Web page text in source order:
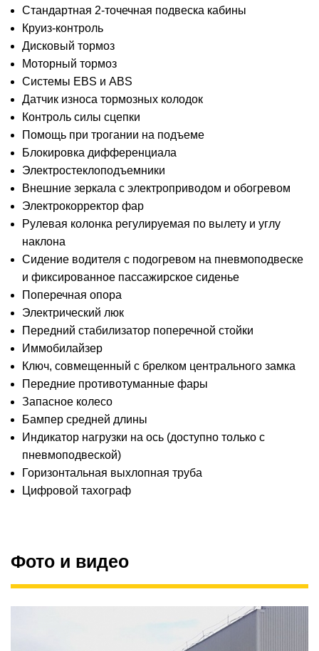
Стандартная 2-точечная подвеска кабины
Круиз-контроль
Дисковый тормоз
Моторный тормоз
Системы EBS и ABS
Датчик износа тормозных колодок
Контроль силы сцепки
Помощь при трогании на подъеме
Блокировка дифференциала
Электростеклоподъемники
Внешние зеркала с электроприводом и обогревом
Электрокорректор фар
Рулевая колонка регулируемая по вылету и углу
наклона
Сидение водителя с подогревом на пневмоподвеске
и фиксированное пассажирское сиденье
Поперечная опора
Электрический люк
Передний стабилизатор поперечной стойки
Иммобилайзер
Ключ, совмещенный с брелком центрального замка
Передние противотуманные фары
Запасное колесо
Бампер средней длины
Индикатор нагрузки на ось (доступно только с
пневмоподвеской)
Горизонтальная выхлопная труба
Цифровой тахограф
Фото и видео